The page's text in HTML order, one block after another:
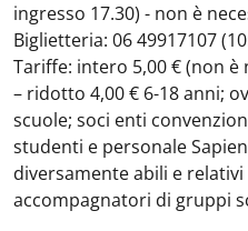
ingresso 17.30) - non è
Biglietteria: 06 49917107
Tariffe: intero 5,00 € (non è
– ridotto 4,00 € 6-18 anni;
scuole; soci enti
studenti e personale
diversamente abili e
accompagnatori di gruppi